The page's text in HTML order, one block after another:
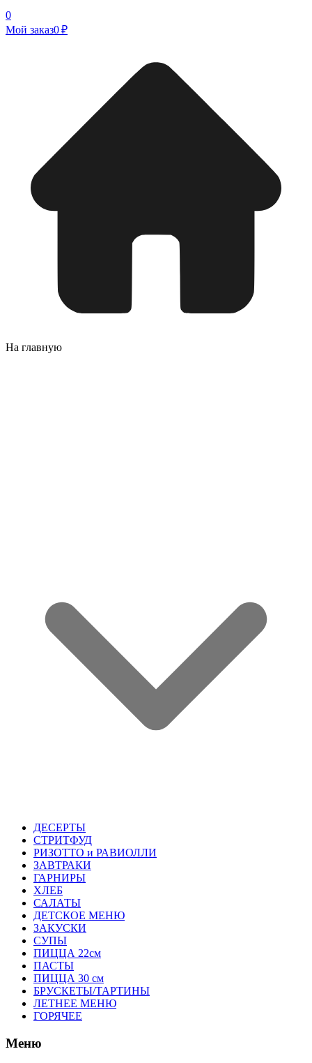
0
Мой заказ0 ₽
На главную
ДЕСЕРТЫ
СТРИТФУД
РИЗОТТО и РАВИОЛЛИ
ЗАВТРАКИ
ГАРНИРЫ
ХЛЕБ
САЛАТЫ
ДЕТСКОЕ МЕНЮ
ЗАКУСКИ
СУПЫ
ПИЦЦА 22см
ПАСТЫ
ПИЦЦА 30 см
БРУСКЕТЫ/ТАРТИНЫ
ЛЕТНЕЕ МЕНЮ
ГОРЯЧЕЕ
Меню